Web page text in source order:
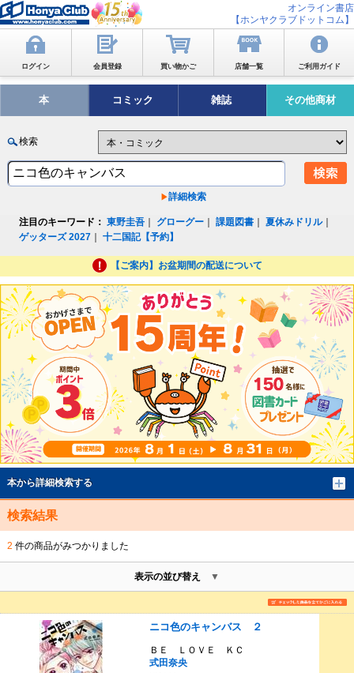
オンライン書店
【ホンヤクラブドットコム】
ログイン 会員登録 買い物かご 店舗一覧 ご利用ガイド
本 コミック 雑誌 その他商材
検索
詳細検索
注目のキーワード： 東野圭吾 グローグー ｜課題図書 ｜夏休みドリル｜
ゲッターズ 2027 ｜十二国記【予約】
【ご案内】お盆期間の配送について
本から詳細検索する
検索結果
2 件の商品がみつかりました
表示の並び替え
ニコ色のキャンバス ２
ＢＥ ＬＯＶＥ ＫＣ
式田奈央